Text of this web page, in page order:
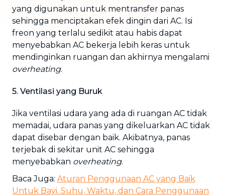
yang digunakan untuk mentransfer panas
sehingga menciptakan efek dingin dari AC. Isi
freon yang terlalu sedikit atau habis dapat
menyebabkan AC bekerja lebih keras untuk
mendinginkan ruangan dan akhirnya mengalami
overheating.
5. Ventilasi yang Buruk
Jika ventilasi udara yang ada di ruangan AC tidak
memadai, udara panas yang dikeluarkan AC tidak
dapat disebar dengan baik. Akibatnya, panas
terjebak di sekitar unit AC sehingga
menyebabkan overheating.
Baca Juga: Aturan Penggunaan AC yang Baik
Untuk Bayi. Suhu, Waktu, dan Cara Penggunaan